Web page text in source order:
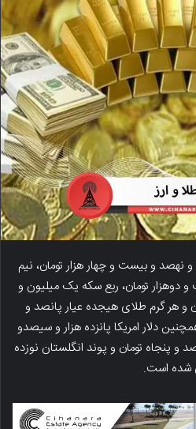
نهصد و بیست و چهار هزار تومان، نیم
تومان، ربع سکه یک میلیون و
هر گرم طلای هیجده عیار پانصد و
دلار امریکا پانزده هزار و سیصدو
و پنجاه تومان و پوند انگلستان نوزده
شده است.